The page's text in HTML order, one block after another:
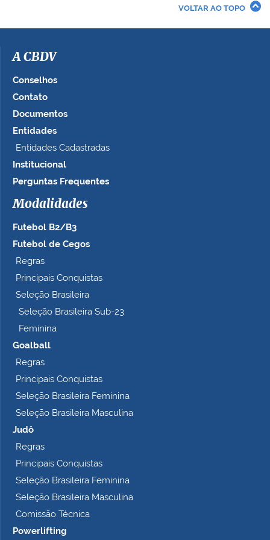
i
a
e
o
t
a
n
o
o
m
e
t
VOLTAR AO TOPO
A CBDV
Conselhos
Contato
Documentos
Entidades
Entidades Cadastradas
Institucional
Perguntas Frequentes
Modalidades
Futebol B2/B3
Futebol de Cegos
Regras
Principais Conquistas
Seleção Brasileira
Seleção Brasileira Sub-23
Feminina
Goalball
Regras
Principais Conquistas
Seleção Brasileira Feminina
Seleção Brasileira Masculina
Judô
Regras
Principais Conquistas
Seleção Brasileira Feminina
Seleção Brasileira Masculina
Comissão Técnica
Powerlifting